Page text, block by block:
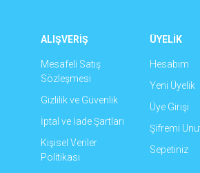
ALIŞVERİŞ
Mesafeli Satış
Sözleşmesi
Gizlilik ve Güvenlik
İptal ve İade Şartları
Kişisel Veriler
Politikası
ÜYELİK
Hesabım
Yeni Üyelik
Üye Girişi
Şifremi
Sepetiniz